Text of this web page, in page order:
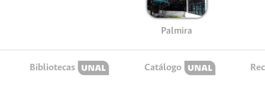
Palmira
Bibliotecas Catálogo